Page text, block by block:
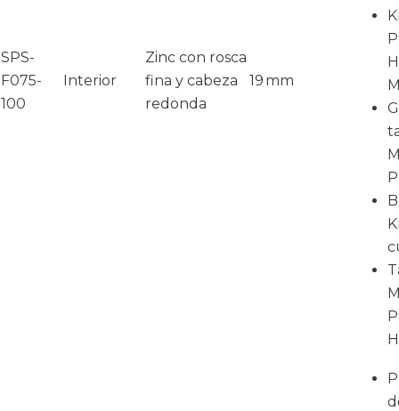
SPS-
F075-
100
Interior
Zinc con rosca
fina y cabeza
redonda
19 mm